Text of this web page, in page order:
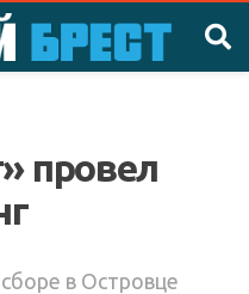
провел
в Островце